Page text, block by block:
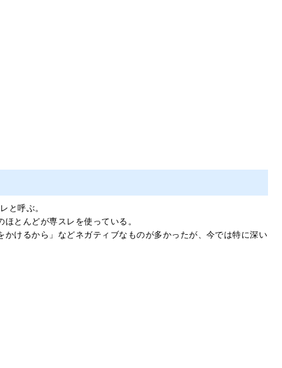
と呼ぶ。
とんどが専スレを使っている。
けるから」などネガティブなものが多かったが、今では特に深い